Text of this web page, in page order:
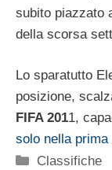
subito piazzato
della scorsa
Lo sparatutto
posizione,
FIFA 2011,
solo nella prima
Categorie
Classifiche